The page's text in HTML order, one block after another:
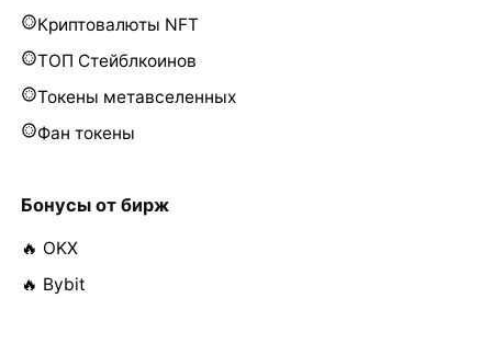
Криптовалюты NFT
ТОП Стейблкоинов
Токены метавселенных
Фан токены
Бонусы от бирж
🔥 OKX
🔥 Bybit